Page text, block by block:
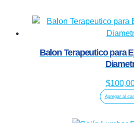
Balon Terapeutico para
$
Agregar al